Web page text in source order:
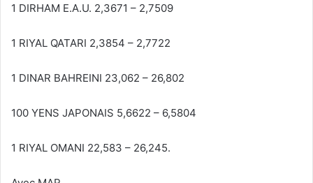
1 DIRHAM E.A.U. 2,3671 – 2,7509
1 RIYAL QATARI 2,3854 – 2,7722
1 DINAR BAHREINI 23,062 – 26,802
100 YENS JAPONAIS 5,6622 – 6,5804
1 RIYAL OMANI 22,583 – 26,245.